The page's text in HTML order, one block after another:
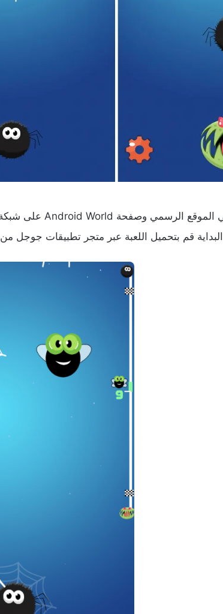
البداية قم بتحميل اللعبة عبر متجر تطبيقات جوجل من